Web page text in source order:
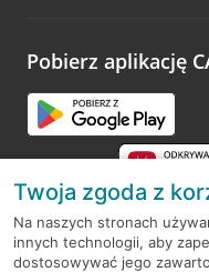
opinie.
Pobierz aplikację
RODO
Twoja zgoda z
Na naszych stronach
innych technologii, aby
dostosowywać jego